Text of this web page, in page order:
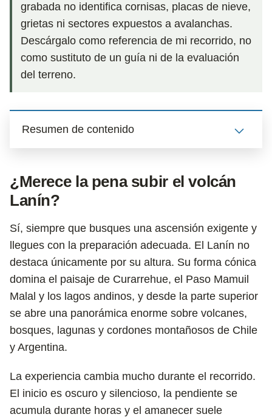
grabada no identifica cornisas, placas de nieve,
grietas ni sectores expuestos a avalanchas.
Descárgalo como referencia de mi recorrido, no
como sustituto de un guía ni de la evaluación
del terreno.
Resumen de contenido
¿Merece la pena subir el volcán
Lanín?
Sí, siempre que busques una ascensión exigente y
llegues con la preparación adecuada. El Lanín no
destaca únicamente por su altura. Su forma cónica
domina el paisaje de Curarrehue, el Paso Mamuil
Malal y los lagos andinos, y desde la parte superior
se abre una panorámica enorme sobre volcanes,
bosques, lagunas y cordones montañosos de Chile
y Argentina.
La experiencia cambia mucho durante el recorrido.
El inicio es oscuro y silencioso, la pendiente se
acumula durante horas y el amanecer suele